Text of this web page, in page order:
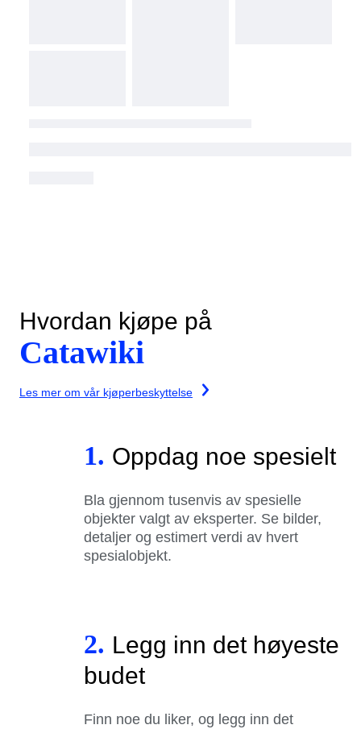
Hvordan kjøpe på
Catawiki
Les mer om vår kjøperbeskyttelse
1. Oppdag noe spesielt
Bla gjennom tusenvis av spesielle
objekter valgt av eksperter. Se bilder,
detaljer og estimert verdi av hvert
spesialobjekt.
2. Legg inn det høyeste
budet
Finn noe du liker, og legg inn det